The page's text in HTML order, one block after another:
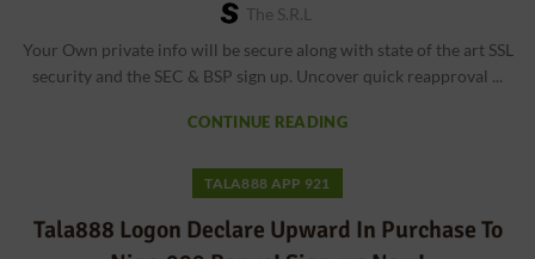
The S.r.l
Your Own private info will be secure along with state of the art SSL
security and the SEC & BSP sign up. Uncover quick reapproval ...
CONTINUE READING
TALA888 APP 921
Tala888 Logon Declare Upward In Purchase To